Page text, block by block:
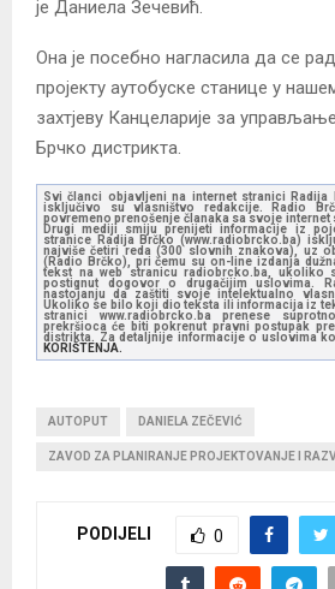
је Даниела Зечевић.
Она је посебно нагласила да се
пројекту аутобуске станице у
захтјеву Канцеларије за
Брчко дистрикта.
Svi članci objavljeni na internet stranici Radija
isključivo su vlasništvo redakcije. Radio
povremeno prenošenje članaka sa svoje internet
Drugi mediji smiju prenijeti informacije iz
stranice Radija Brčko (www.radiobrcko.ba)
najviše četiri reda (300 slovnih znakova), uz
(Radio Brčko), pri čemu su on-line izdanja
tekst na web stranicu radiobrcko.ba, ukoliko
postignut dogovor o drugačijim uslovima.
nastojanju da zaštiti svoje intelektualno
Ukoliko se bilo koji dio teksta ili informacija iz
stranici www.radiobrcko.ba prenese
prekršioca će biti pokrenut pravni postupak
distrikta. Za detaljnije informacije o uslovima
KORIŠTENJA.
AUTOPUT DANIELA ZEČEVIĆ
ZAVOD ZA PLANIRANJE PROJEKTOVANJE I
PODIJELI 0